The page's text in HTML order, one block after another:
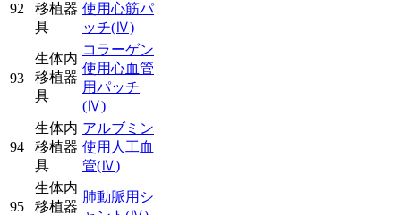
92
移植器
具
使用心筋パ
ッチ(Ⅳ)
93
生体内
移植器
具
コラーゲン
使用心血管
用パッチ
(Ⅳ)
94
生体内
移植器
具
アルブミン
使用人工血
管(Ⅳ)
95
生体内
移植器
肺動脈用シ